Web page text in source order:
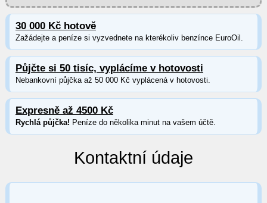
30 000 Kč hotově
Zažádejte a peníze si vyzvednete na kterékoliv benzínce EuroOil.
Půjčte si 50 tisíc, vyplácíme v hotovosti
Nebankovní půjčka až 50 000 Kč vyplácená v hotovosti.
Expresně až 4500 Kč
Rychlá půjčka! Peníze do několika minut na vašem účtě.
Kontaktní údaje